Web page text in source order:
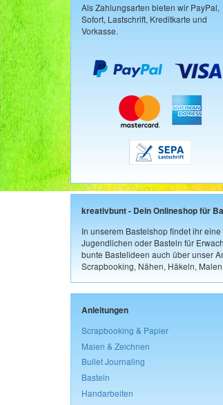
Als Zahlungsarten bieten wir PayPal,
Sofort, Lastschrift, Kreditkarte und
Vorkasse.
kreativbunt - Dein Onlineshop für
In unserem Bastelshop findet ihr
Jugendlichen oder Basteln für
bunte Bastelideen auch über unser
Scrapbooking, Nähen, Häkeln,
Anleitungen
Scrapbooking & Papier
Malen & Zeichnen
Bullet Journaling
Basteln
Handarbeiten